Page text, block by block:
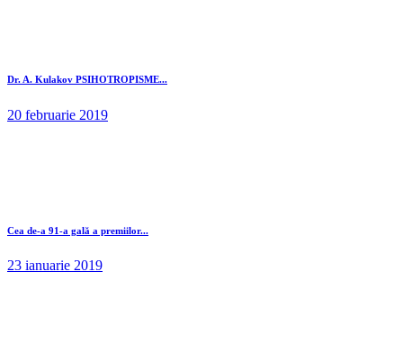
Dr. A. Kulakov PSIHOTROPISME...
20 februarie 2019
Cea de-a 91-a gală a premiilor...
23 ianuarie 2019